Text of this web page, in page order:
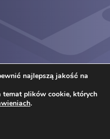
najlepszą jakość na
temat plików cookie, których
.